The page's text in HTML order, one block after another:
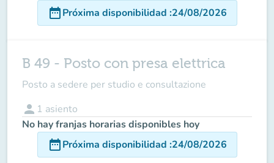
date_rangePróxima disponibilidad :24/08/2026
B 49 - Posto con presa elettrica
Posto a sedere per studio e consultazione
person 1 asiento
No hay franjas horarias disponibles hoy
date_rangePróxima disponibilidad :24/08/2026